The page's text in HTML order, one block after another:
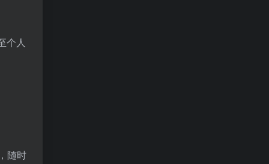
个人
随时